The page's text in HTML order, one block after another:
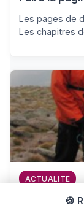
Les pages de
Les chapitres
ACTUALITE
🍪